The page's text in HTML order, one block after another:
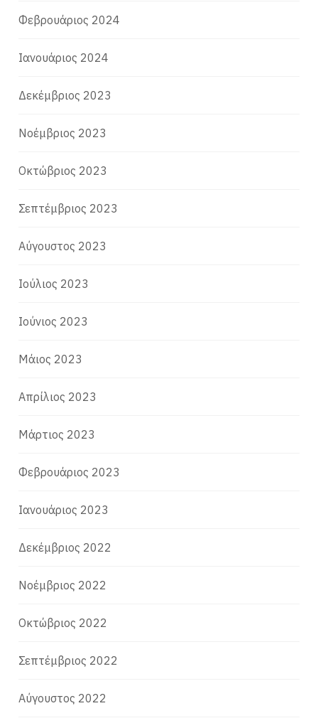
Φεβρουάριος 2024
Ιανουάριος 2024
Δεκέμβριος 2023
Νοέμβριος 2023
Οκτώβριος 2023
Σεπτέμβριος 2023
Αύγουστος 2023
Ιούλιος 2023
Ιούνιος 2023
Μάιος 2023
Απρίλιος 2023
Μάρτιος 2023
Φεβρουάριος 2023
Ιανουάριος 2023
Δεκέμβριος 2022
Νοέμβριος 2022
Οκτώβριος 2022
Σεπτέμβριος 2022
Αύγουστος 2022